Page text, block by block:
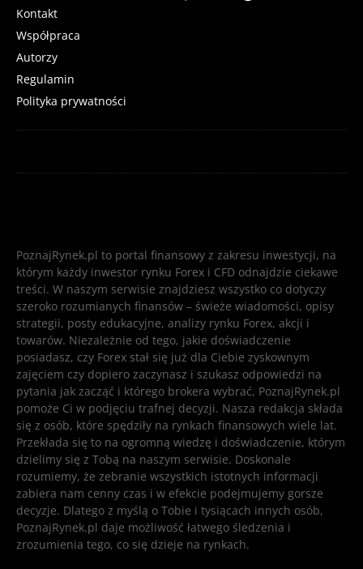
Kontakt
Współpraca
Autorzy
Regulamin
Polityka prywatności
PoznajRynek.pl to portal finansowy z zakresu inwestycji, na
którym każdy inwestor rynku Forex i CFD odnajdzie ciekawe
treści. W naszym serwisie znajdziesz wszystko co dotyczy
szeroko rozumianych finansów – świeże wiadomości, opisy
strategii, posty edukacyjne, analizy rynku Forex, akcji i
towarów. Niezależnie od tego, jakie doświadczenie
posiadasz, czy Forex stał się już dla Ciebie zyskownym
zajęciem czy dopiero zaczynasz i szukasz odpowiedzi na
pytania jak zacząć i którego brokera wybrać, PoznajRynek.pl
pomoże Ci w podjęciu trafnej decyzji. Nasza redakcja składa
się z osób, które spędziły na rynkach finansowych wiele lat.
Przekłada się to na ogromną wiedzę i doświadczenie, którym
dzielimy się z Tobą na naszym serwisie. Doskonale
rozumiemy, że zebranie wszystkich istotnych informacji
zabiera nam cenny czas i w efekcie podejmujemy gorsze
decyzje. Dlatego z myślą o Tobie i tysiącach innych osób,
PoznajRynek.pl daje możliwość łatwego śledzenia i
zrozumienia tego, co się dzieje na rynkach.